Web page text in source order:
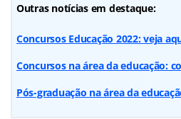
Outras notícias em destaque:
Concursos Educação 2022: veja
Concursos na área da educação:
Pós-graduação na área da